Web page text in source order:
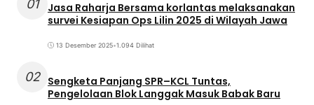
01
Jasa Raharja Bersama korlantas melaksanakan
survei Kesiapan Ops Lilin 2025 di Wilayah Jawa
13 Desember 2025•1.094 Dilihat
02 Sengketa Panjang SPR–KCL Tuntas,
Pengelolaan Blok Langgak Masuk Babak Baru